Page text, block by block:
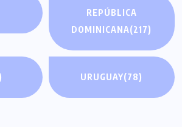
REPÚBLICA
DOMINICANA(217)
URUGUAY(78)